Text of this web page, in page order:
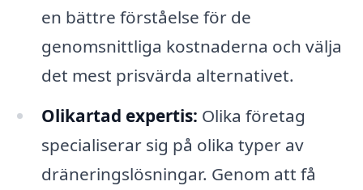
en bättre förståelse för de
genomsnittliga kostnaderna och välja
det mest prisvärda alternativet.
Olikartad expertis: Olika företag
specialiserar sig på olika typer av
dräneringslösningar. Genom att få